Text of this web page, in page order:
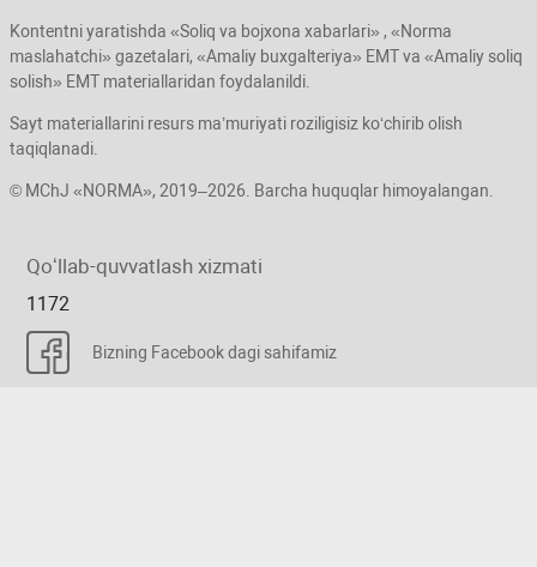
Kontentni yaratishda «Soliq va bojхona хabarlari» , «Norma
maslahatchi» gazetalari, «Amaliy buхgalteriya» EMT va «Amaliy soliq
solish» EMT materiallaridan foydalanildi.
Sayt materiallarini resurs ma’muriyati roziligisiz koʻchirib olish
taqiqlanadi.
© MChJ «NORMA», 2019–2026. Barcha huquqlar himoyalangan.
Qoʻllab-quvvatlash хizmati
1172
Bizning Facebook dagi sahifamiz